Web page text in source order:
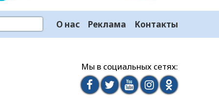
О нас Реклама Контакты
Мы в социальных сетях: